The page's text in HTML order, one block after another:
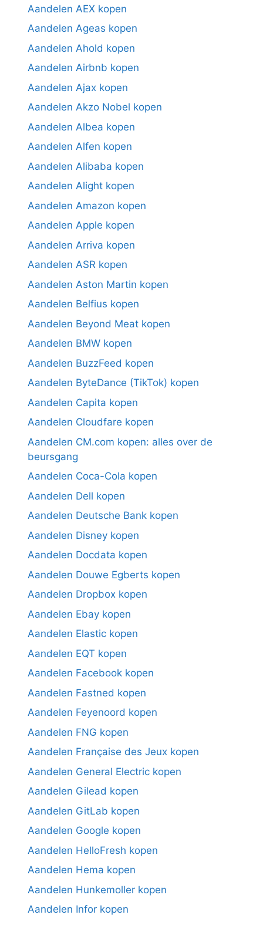
Aandelen AEX kopen
Aandelen Ageas kopen
Aandelen Ahold kopen
Aandelen Airbnb kopen
Aandelen Ajax kopen
Aandelen Akzo Nobel kopen
Aandelen Albea kopen
Aandelen Alfen kopen
Aandelen Alibaba kopen
Aandelen Alight kopen
Aandelen Amazon kopen
Aandelen Apple kopen
Aandelen Arriva kopen
Aandelen ASR kopen
Aandelen Aston Martin kopen
Aandelen Belfius kopen
Aandelen Beyond Meat kopen
Aandelen BMW kopen
Aandelen BuzzFeed kopen
Aandelen ByteDance (TikTok) kopen
Aandelen Capita kopen
Aandelen Cloudfare kopen
Aandelen CM.com kopen: alles over de
beursgang
Aandelen Coca-Cola kopen
Aandelen Dell kopen
Aandelen Deutsche Bank kopen
Aandelen Disney kopen
Aandelen Docdata kopen
Aandelen Douwe Egberts kopen
Aandelen Dropbox kopen
Aandelen Ebay kopen
Aandelen Elastic kopen
Aandelen EQT kopen
Aandelen Facebook kopen
Aandelen Fastned kopen
Aandelen Feyenoord kopen
Aandelen FNG kopen
Aandelen Française des Jeux kopen
Aandelen General Electric kopen
Aandelen Gilead kopen
Aandelen GitLab kopen
Aandelen Google kopen
Aandelen HelloFresh kopen
Aandelen Hema kopen
Aandelen Hunkemoller kopen
Aandelen Infor kopen